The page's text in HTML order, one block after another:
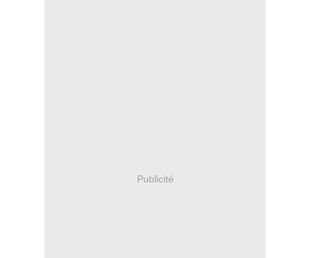
Publicité